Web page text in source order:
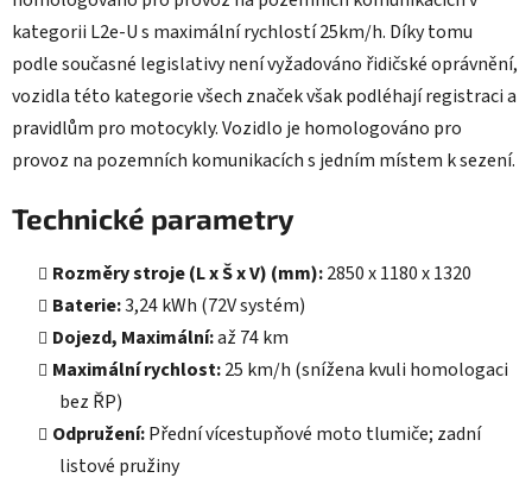
kategorii L2e-U s maximální rychlostí 25km/h. Díky tomu
podle současné legislativy není vyžadováno řidičské oprávnění,
vozidla této kategorie všech značek však podléhají registraci a
pravidlům pro motocykly. Vozidlo je homologováno pro
provoz na pozemních komunikacích s jedním místem k sezení.
Technické parametry
Rozměry stroje (L x Š x V) (mm):2850 x 1180 x 1320
Baterie:3,24 kWh (72V systém)
Dojezd, Maximální:až 74 km
Maximální rychlost:25 km/h (snížena kvuli homologaci
bez ŘP)
Odpružení:Přední vícestupňové moto tlumiče; zadní
listové pružiny